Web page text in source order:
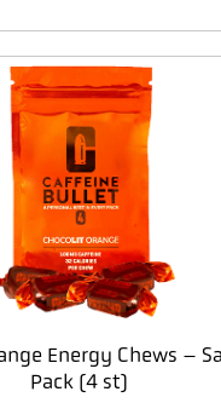
Energy Chews –
Pack (4 st)